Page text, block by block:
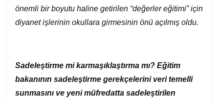
önemli bir boyutu haline getirilen “değerler eğitimi” için
diyanet işlerinin okullara girmesinin önü açılmış oldu.
Sadeleştirme mi karmaşıklaştırma mı? Eğitim
bakanının sadeleştirme gerekçelerini veri temelli
sunmasını ve yeni müfredatta sadeleştirilen